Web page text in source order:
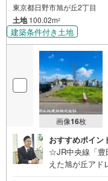
東京都日野市旭が丘2丁目
土地100.02m2
建築条件付き土地
画像16枚
おすすめポイン
☆JR中央線「豊
えた旭が丘ア